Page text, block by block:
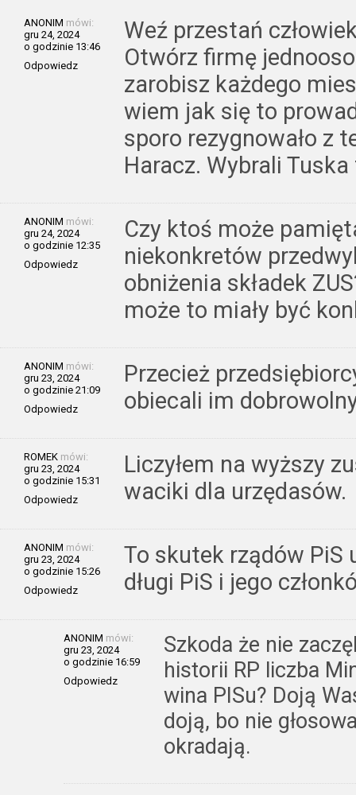
ANONIM mówi:
gru 24, 2024
o godzinie 13:46
Odpowiedz
Weź przestań
Otwórz firmę
zarobisz każdego
wiem jak się to
sporo rezygnowało z
Haracz. Wybrali
ANONIM mówi:
gru 24, 2024
o godzinie 12:35
Odpowiedz
Czy ktoś może
niekonkretów
obniżenia składek
może to miały być
ANONIM mówi:
gru 23, 2024
o godzinie 21:09
Odpowiedz
Przecież
obiecali im
ROMEK mówi:
gru 23, 2024
o godzinie 15:31
Odpowiedz
Liczyłem na wyższy
waciki dla urzędasów.
ANONIM mówi:
gru 23, 2024
o godzinie 15:26
Odpowiedz
To skutek rządów PiS
długi PiS i jego
ANONIM mówi:
gru 23, 2024
o godzinie 16:59
Odpowiedz
Szkoda że nie
historii RP liczba
wina PISu? Doją
doją, bo nie
okradają.